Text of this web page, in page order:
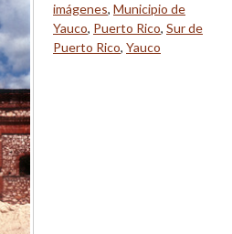
imágenes, Municipio de
Yauco, Puerto Rico, Sur de
Puerto Rico, Yauco